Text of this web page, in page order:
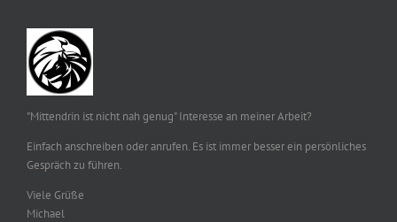
"Mittendrin ist nicht nah genug" Interesse an meiner Arbeit?
Einfach anschreiben oder anrufen. Es ist immer besser ein persönliches
Gespräch zu führen.
Viele Grüße
Michael